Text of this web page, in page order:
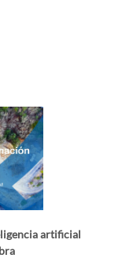
artificial